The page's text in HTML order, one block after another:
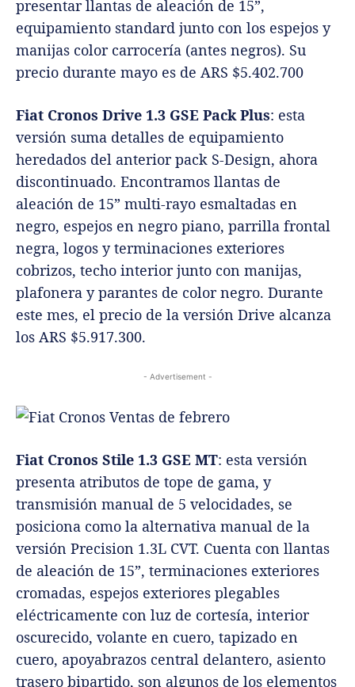
aleación de 15” multi-rayo esmaltadas en
negro, espejos en negro piano, parrilla frontal
negra, logos y terminaciones exteriores
cobrizos, techo interior junto con manijas,
este mes, el precio de la versión Drive alcanza
los ARS $5.917.300.
- Advertisement -
Fiat Cronos Stile 1.3 GSE MT: esta versión
presenta atributos de tope de gama, y
transmisión manual de 5 velocidades, se
posiciona como la alternativa manual de la
de aleación de 15”, terminaciones exteriores
eléctricamente con luz de cortesía, interior
cuero, apoyabrazos central delantero, asiento
trasero bipartido, son algunos de los elementos
que forman parte de la dotación. El precio está
en ARS $6.247.400.
Fiat Cronos Precision: esta versión, tope de
gama, única con transmisión automática tipo
CVT, se encuentra disponible a ARS $6.509.900.